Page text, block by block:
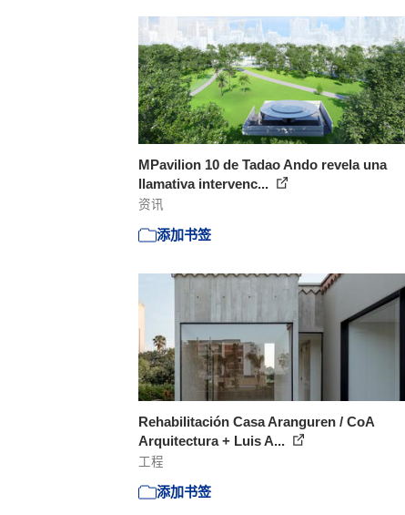
MPavilion 10 de Tadao Ando revela una
llamativa intervenc...
资讯
添加书签
Rehabilitación Casa Aranguren / CoA
Arquitectura + Luis A...
工程
添加书签